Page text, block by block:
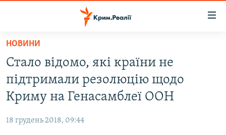
Перейти
основного
матеріалу
Перейти
до
основної
навігації
ВОДА.КРИМ
ВІДЕО ТА ФОТО
БЛОГИ
НОВИНИ
Стало відомо, які країни не
підтримали резолюцію щодо
Криму на Генасамблеї ООН
18 грудень 2018, 09:44